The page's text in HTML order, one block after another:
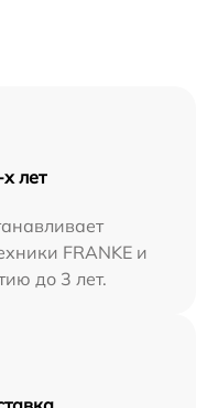
лет
FRANKE и
до 3 лет.